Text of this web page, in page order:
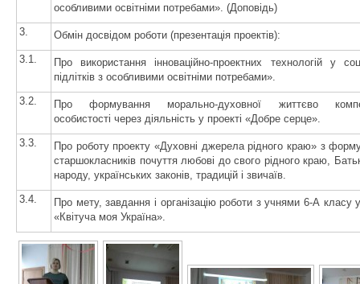
особливими освітніми потребами». (Доповідь)
3.
Обмін досвідом роботи (презентація проектів):
3.1.
Про використання інноваційно-проектних технологій у
підлітків з особливими освітніми потребами».
3.2.
Про формування морально-духовної життєво
особистості через діяльність у проекті «Добре серце».
3.3.
Про роботу проекту «Духовні джерела рідного краю» з
старшокласників почуття любові до свого рідного краю,
народу, українських законів, традицій і звичаїв.
3.4.
Про мету, завдання і організацію роботи з учнями 6-А класу
«Квітуча моя Україна».